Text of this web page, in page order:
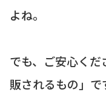
よね。
でも、ご安心く
販されるもの」